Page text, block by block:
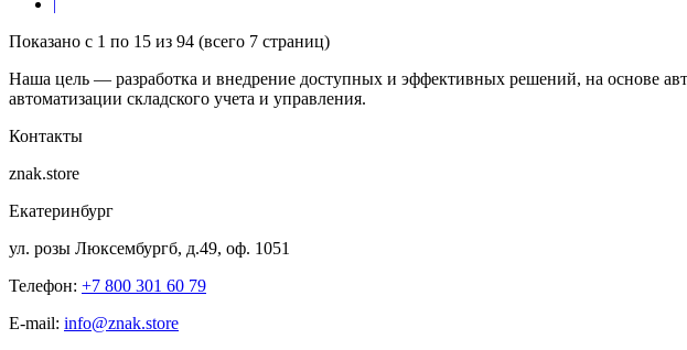
Показано с 1 по 15 из 94 (всего 7 страниц)
Наша цель — разработка и внедрение доступных и эффективных решений, на основе
автоматизации складского учета и управления.
Контакты
znak.store
Екатеринбург
ул. розы Люксембургб, д.49, оф. 1051
Телефон: +7 800 301 60 79
E-mail: info@znak.store